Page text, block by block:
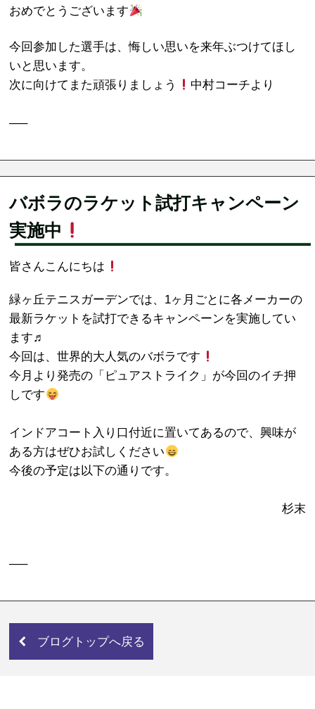
おめでとうございます
今回参加した選手は、悔しい思いを来年ぶつけてほし
いと思います。
次に向けてまた頑張りましょう
中村コーチより
—–
バボラのラケット試打キャンペーン
実施中
皆さんこんにちは
緑ヶ丘テニスガーデンでは、1ヶ月ごとに各メーカーの
最新ラケットを試打できるキャンペーンを実施してい
ます♬
今回は、世界的大人気のバボラです
今月より発売の「ピュアストライク」が今回のイチ押
しです
インドアコート入り口付近に置いてあるので、興味が
ある方はぜひお試しください
今後の予定は以下の通りです。
杉末
—–
ブログトップへ戻る